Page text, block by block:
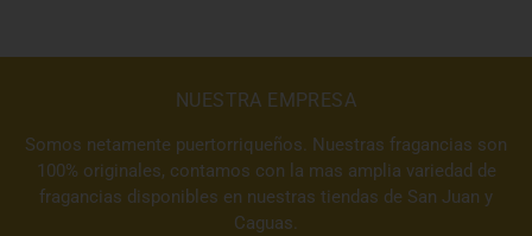
NUESTRA EMPRESA
Somos netamente puertorriqueños. Nuestras fragancias son
100% originales, contamos con la mas amplia variedad de
fragancias disponibles en nuestras tiendas de San Juan y
Caguas.